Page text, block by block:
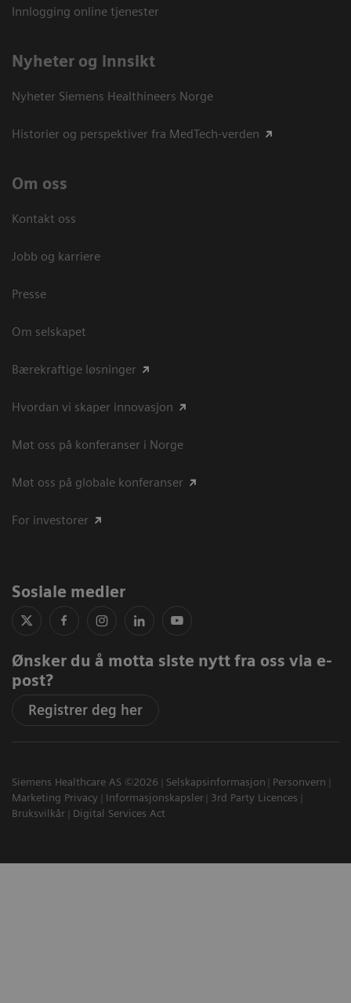
Innlogging online tjenester
Nyheter og innsikt
Nyheter Siemens Healthineers Norge
Historier og perspektiver fra MedTech-verden
Om oss
Kontakt oss
Jobb og karriere
Presse
Om selskapet
Bærekraftige løsninger
Hvordan vi skaper innovasjon
Møt oss på konferanser i Norge
Møt oss på globale konferanser
For investorer
Sosiale medier
Ønsker du å motta siste nytt fra oss via e-
post?
Registrer deg her
Siemens Healthcare AS ©2026 Selskapsinformasjon
Personvern
Marketing Privacy
Informasjonskapsler
3rd Party Licences
Bruksvilkår
Digital Services Act